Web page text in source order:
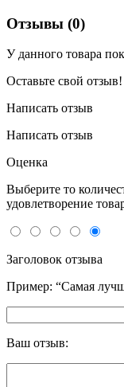
Отзывы (0)
У данного товара
Оставьте свой отзыв!
Написать отзыв
Написать отзыв
Оценка
Выберите то
удовлетворение
Заголовок отзыва
Пример: “Самая
Ваш отзыв: